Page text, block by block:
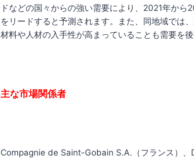
ドなどの国々からの強い需要により、2021年か
をリードすると予測されます。また、同地域では
材料や人材の入手性が高まっていることも需要を後
主な市場関係者
Compagnie de Saint-Gobain S.A.（フランス）